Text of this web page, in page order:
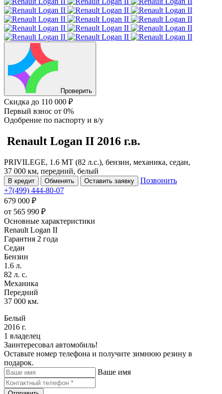
Проверить
Скидка до 110 000 ₽
Первый взнос от 0%
Одобрение по паспорту и в/у
Renault Logan II 2016 г.в.
PRIVILEGE, 1.6 MT (82 л.с.), бензин, механика, седан,
37 000 км, передний, белый
В кредит Обменять Оставить заявку
Позвонить
+7(499) 444-80-07
679 000 ₽
от 565 990 ₽
Основные характеристики
Renault Logan II
Гарантия 2 года
Седан
Бензин
1.6 л.
82 л. с.
Механика
Передний
37 000 км.
Белый
2016 г.
1 владелец
Заинтересовал автомобиль!
Оставьте номер телефона и получите зимнюю резину в
подарок.
Ваше имя